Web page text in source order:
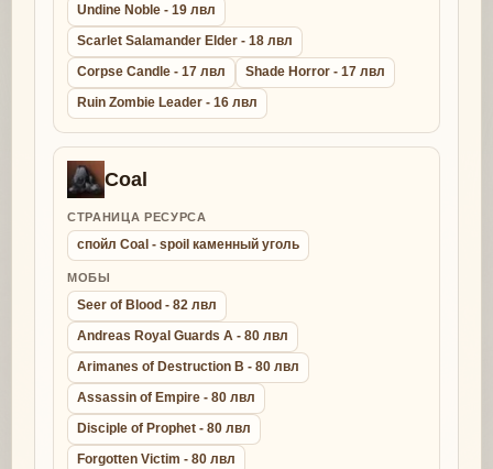
Undine Noble - 19 лвл
Scarlet Salamander Elder - 18 лвл
Corpse Candle - 17 лвл
Shade Horror - 17 лвл
Ruin Zombie Leader - 16 лвл
Coal
СТРАНИЦА РЕСУРСА
спойл Coal - spoil каменный уголь
МОБЫ
Seer of Blood - 82 лвл
Andreas Royal Guards A - 80 лвл
Arimanes of Destruction B - 80 лвл
Assassin of Empire - 80 лвл
Disciple of Prophet - 80 лвл
Forgotten Victim - 80 лвл